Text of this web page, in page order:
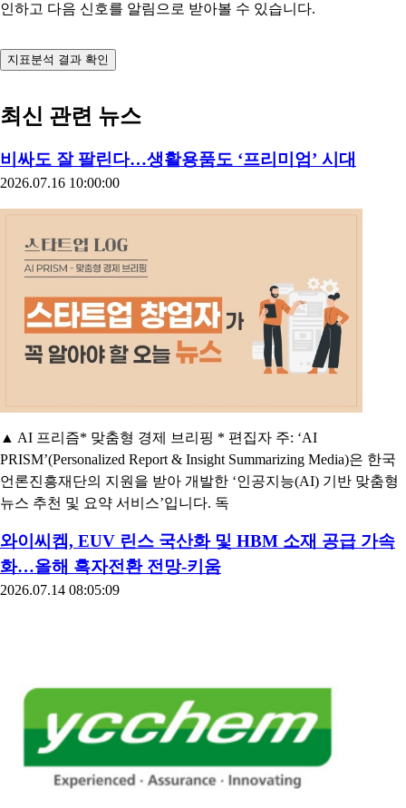
인하고 다음 신호를 알림으로 받아볼 수 있습니다.
지표분석 결과 확인
최신 관련 뉴스
비싸도 잘 팔린다…생활용품도 ‘프리미엄’ 시대
2026.07.16 10:00:00
▲ AI 프리즘* 맞춤형 경제 브리핑 * 편집자 주: ‘AI
PRISM’(Personalized Report & Insight Summarizing Media)은 한국
언론진흥재단의 지원을 받아 개발한 ‘인공지능(AI) 기반 맞춤형
뉴스 추천 및 요약 서비스’입니다. 독
와이씨켐, EUV 린스 국산화 및 HBM 소재 공급 가속
화…올해 흑자전환 전망-키움
2026.07.14 08:05:09